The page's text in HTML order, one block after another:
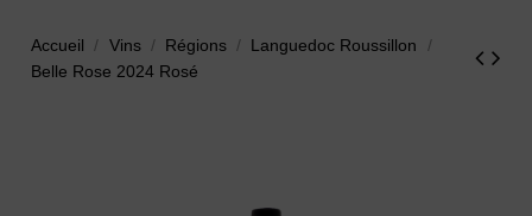
Accueil Vins Régions
Languedoc Roussillon
Belle Rose 2024 Rosé